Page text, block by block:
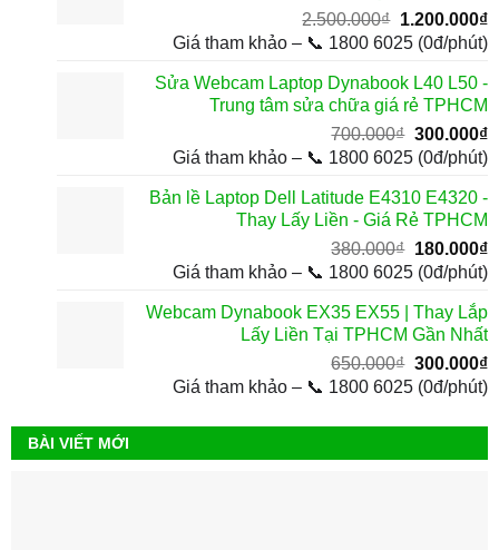
2.500.000₫ Giá
gốc
2.500.000₫.
1.200.000₫
Giá tham khảo – 📞 1800 6025 (0đ/phút)
Sửa Webcam Laptop Dynabook L40 L50 -
Trung tâm sửa chữa giá rẻ TPHCM
700.000₫ Giá
gốc
700.000₫.
300.000₫
Giá tham khảo – 📞 1800 6025 (0đ/phút)
Bản lề Laptop Dell Latitude E4310 E4320 -
Thay Lấy Liền - Giá Rẻ TPHCM
380.000₫ Giá
gốc
380.000₫.
180.000₫
Giá tham khảo – 📞 1800 6025 (0đ/phút)
Webcam Dynabook EX35 EX55 | Thay Lắp
Lấy Liền Tại TPHCM Gần Nhất
650.000₫ Giá
gốc
650.000₫.
300.000₫
Giá tham khảo – 📞 1800 6025 (0đ/phút)
BÀI VIẾT MỚI